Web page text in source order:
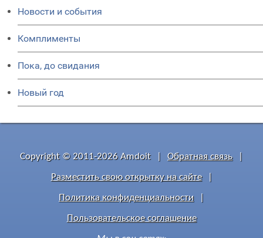
Новости и события
Комплименты
Пока, до свидания
Новый год
Copyright © 2011-2026 Amdoit Обратная связь
Разместить свою открытку на сайте
Политика конфиденциальности
Пользовательское соглашение